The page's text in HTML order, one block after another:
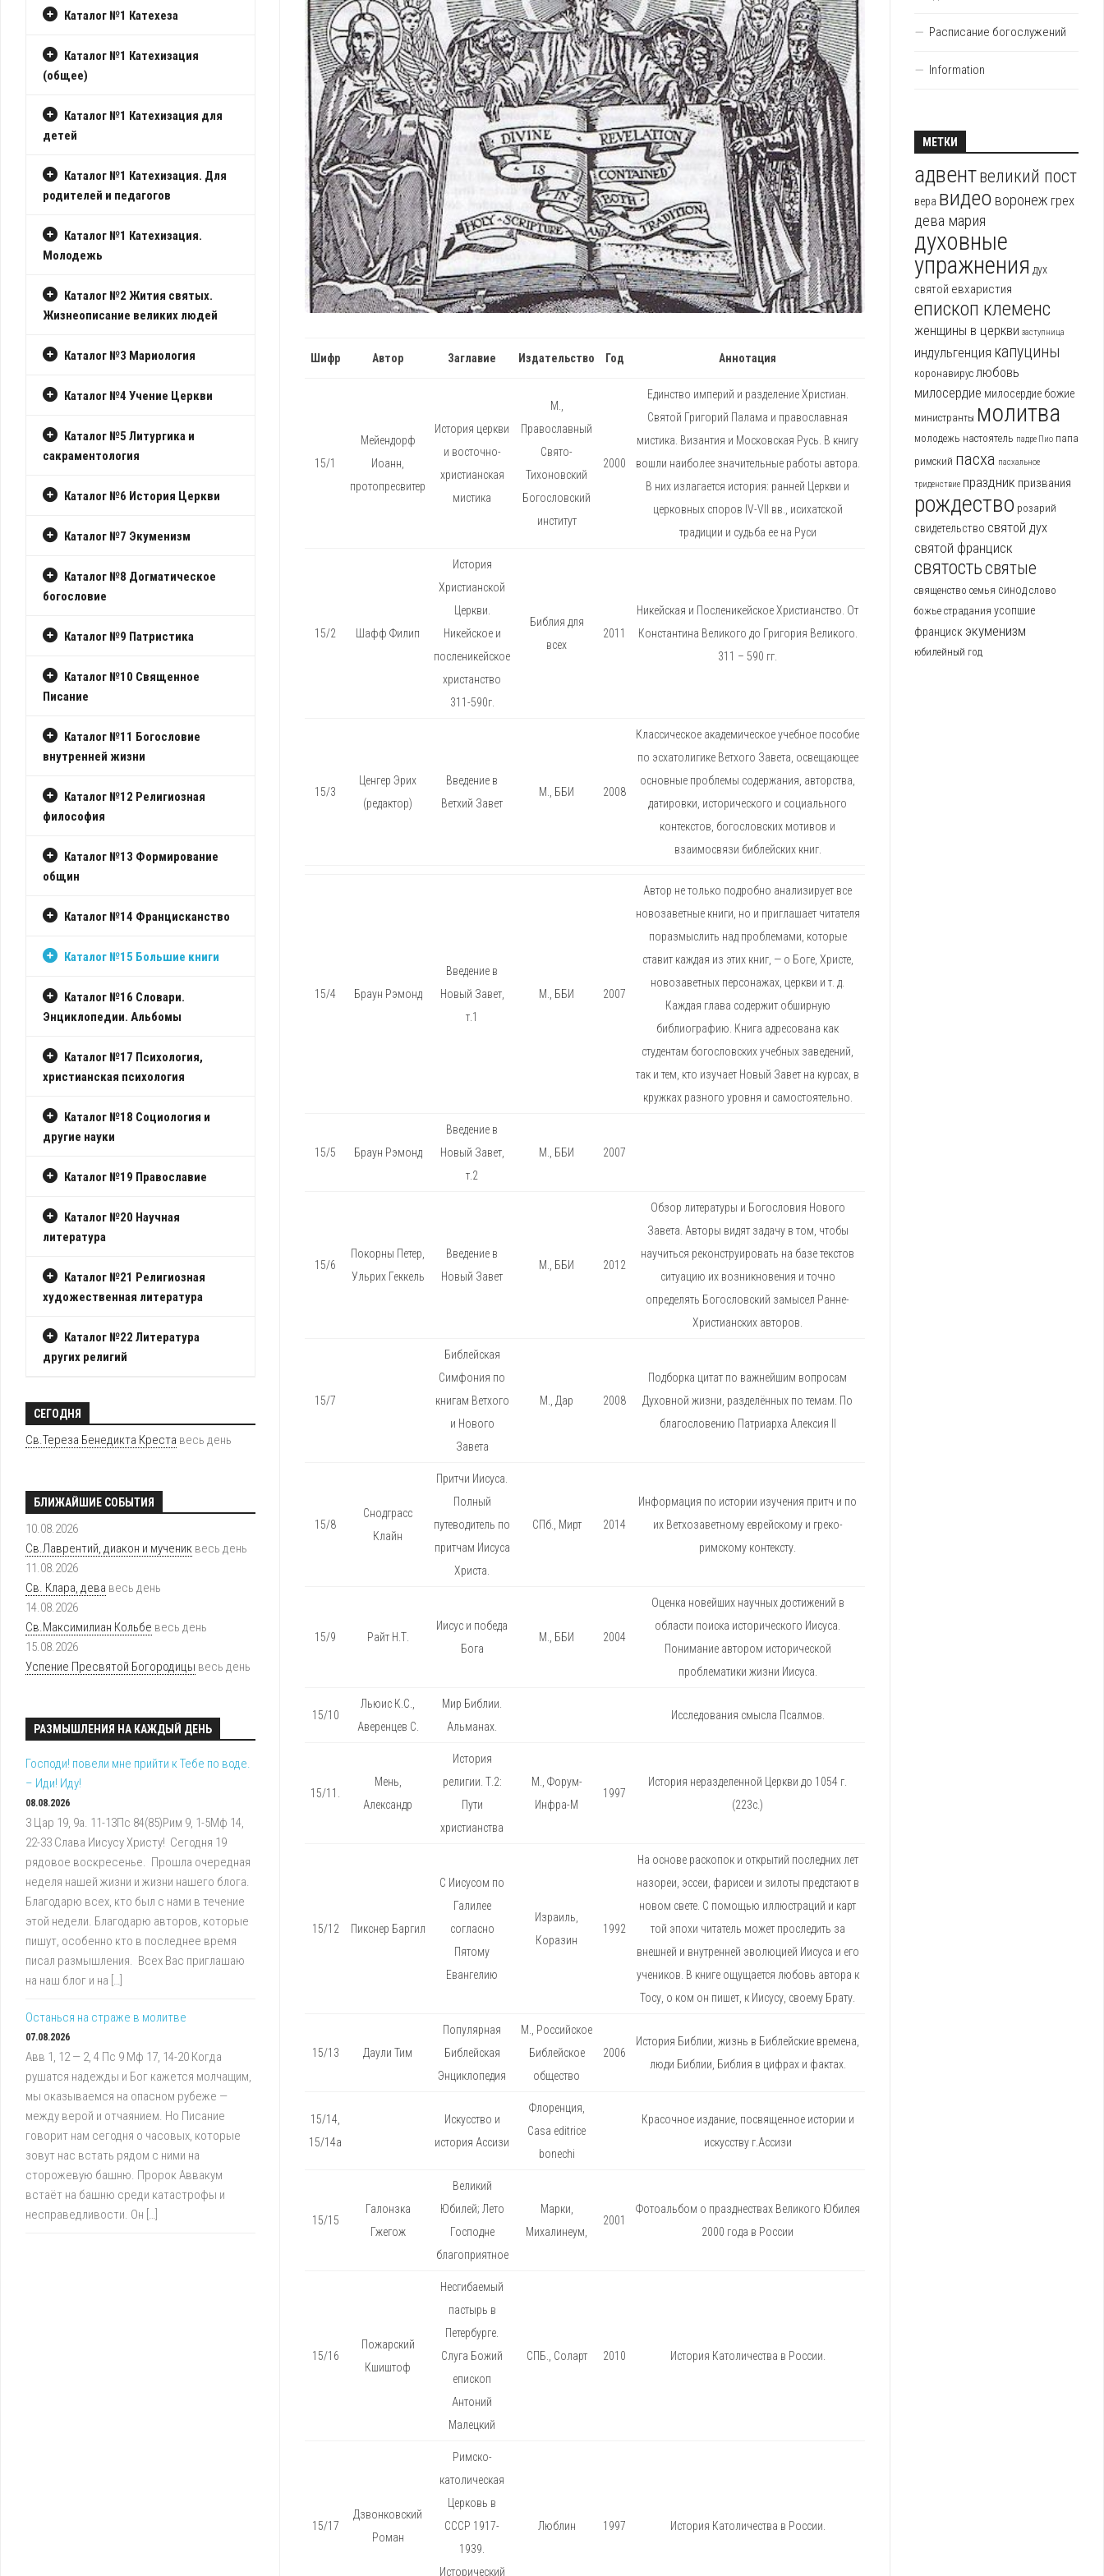
В
РАСПИСАНИЕ
БОГОСЛУЖЕНИЙ
ПОДГОТОВКА
ТАИНСТВАМ
ПРИХОДСКИЕ
ГРУППЫ
ИСТОРИЯ
ПРИХОДА
ПОКРОВИТЕЛЬНИЦА
ПРИХОДА
БИБЛИОТЕКА
ПРИХОДА
ДУХОВНЫЕ
УПРАЖНЕНИЯ
ЕПАРХИЯ
СВЯТЫЕ
МИНИСТРАНТАМ
КЛИМЕНТ
НАШИ
СТАТЬИ
Шифр Автор Заглавие Издательство Год Аннотация
15/1
Мейендорф
Иоанн,
протопресвитер
История церкви
и восточно-
христианская
мистика
М.,
Православный
Свято-
Тихоновский
Богословский
институт
2000
Единство империй и разделение Христиан.
Святой Григорий Палама и православная
мистика. Византия и Московская Русь. В книгу
вошли наиболее значительные работы автора.
В них излагается история: ранней Церкви и
церковных споров IV-VII вв., исихатской
традиции и судьба ее на Руси
15/2 Шафф Филип
История
Христианской
Церкви.
Никейское и
посленикейское
христанство
311-590г.
Библия для
всех
2011
Никейская и Посленикейское Христианство. От
Константина Великого до Григория Великого.
311 – 590 гг.
15/3
Ценгер Эрих
(редактор)
Введение в
Ветхий Завет
М., ББИ 2008
Классическое академическое учебное пособие
по эсхатолигике Ветхого Завета, освещающее
основные проблемы содержания, авторства,
датировки, исторического и социального
контекстов, богословских мотивов и
взаимосвязи библейских книг.
15/4 Браун Рэмонд
Введение в
Новый Завет,
т.1
М., ББИ 2007
Автор не только подробно анализирует все
новозаветные книги, но и приглашает читателя
поразмыслить над проблемами, которые
ставит каждая из этих книг, — о Боге, Христе,
новозаветных персонажах, церкви и т. д.
Каждая глава содержит обширную
библиографию. Книга адресована как
студентам богословских учебных заведений,
так и тем, кто изучает Новый Завет на курсах, в
кружках разного уровня и самостоятельно.
15/5 Браун Рэмонд
Введение в
Новый Завет,
т.2
М., ББИ 2007
15/6
Покорны Петер,
Ульрих Геккель
Введение в
Новый Завет
М., ББИ 2012
Обзор литературы и Богословия Нового
Завета. Авторы видят задачу в том, чтобы
научиться реконструировать на базе текстов
ситуацию их возникновения и точно
определять Богословский замысел Ранне-
Христианских авторов.
15/7
Библейская
Симфония по
книгам Ветхого
и Нового
Завета
М., Дар 2008
Подборка цитат по важнейшим вопросам
Духовной жизни, разделённых по темам. По
благословению Патриарха Алексия II
15/8
Снодграсс
Клайн
Притчи Иисуса.
Полный
путеводитель по
притчам Иисуса
Христа.
СПб., Мирт 2014
Информация по истории изучения притч и по
их Ветхозаветному еврейскому и греко-
римскому контексту.
15/9 Райт Н.Т.
Иисус и победа
Бога
М., ББИ 2004
Оценка новейших научных достижений в
области поиска исторического Иисуса.
Понимание автором исторической
проблематики жизни Иисуса.
15/10
Льюис К.С.,
Аверенцев С.
Мир Библии.
Альманах.
Исследования смысла Псалмов.
15/11.
Мень,
Александр
История
религии. Т.2:
Пути
христианства
М., Форум-
Инфра-М
1997
История неразделенной Церкви до 1054 г.
(223с.)
15/12 Пикснер Баргил
С Иисусом по
Галилее
согласно
Пятому
Евангелию
Израиль,
Коразин
1992
На основе раскопок и открытий последних лет
назореи, эссеи, фарисеи и зилоты предстают в
новом свете. С помощью иллюстраций и карт
той эпохи читатель может проследить за
внешней и внутренней эволюцией Иисуса и его
учеников. В книге ощущается любовь автора к
Тосу, о ком он пишет, к Иисусу, своему Брату.
15/13 Даули Тим
Популярная
Библейская
Энциклопедия
М., Российское
Библейское
общество
2006
История Библии, жизнь в Библейские времена,
люди Библии, Библия в цифрах и фактах.
15/14,
15/14а
Искусство и
история Ассизи
Флоренция,
Casa editrice
bonechi
Красочное издание, посвященное истории и
искусству г.Ассизи
15/15
Галонзка
Гжегож
Великий
Юбилей; Лето
Господне
благоприятное
Марки,
Михалинеум,
2001
Фотоальбом о празднествах Великого Юбилея
2000 года в России
15/16
Пожарский
Кшиштоф
Несгибаемый
пастырь в
Петербурге.
Слуга Божий
епископ
Антоний
Малецкий
СПБ., Соларт 2010 История Католичества в России.
15/17
Дзвонковский
Роман
Римско-
католическая
Церковь в
СССР 1917-
1939.
Исторический
Люблин 1997 История Католичества в России.
Каталог №1 Катехеза
Каталог №1 Катехизация
(общее)
Каталог №1 Катехизация для
детей
Каталог №1 Катехизация. Для
родителей и педагогов
Каталог №1 Катехизация.
Молодежь
Каталог №2 Жития святых.
Жизнеописание великих людей
Каталог №3 Мариология
Каталог №4 Учение Церкви
Каталог №5 Литургика и
сакраментология
Каталог №6 История Церкви
Каталог №7 Экуменизм
Каталог №8 Догматическое
богословие
Каталог №9 Патристика
Каталог №10 Священное
Писание
Каталог №11 Богословие
внутренней жизни
Каталог №12 Религиозная
философия
Каталог №13 Формирование
общин
Каталог №14 Францисканство
Каталог №15 Большие книги
Каталог №16 Словари.
Энциклопедии. Альбомы
Каталог №17 Психология,
христианская психология
Каталог №18 Социология и
другие науки
Каталог №19 Православие
Каталог №20 Научная
литература
Каталог №21 Религиозная
художественная литература
Каталог №22 Литература
других религий
СЕГОДНЯ
Св.Тереза Бенедикта Креста весь день
БЛИЖАЙШИЕ СОБЫТИЯ
10.08.2026
Св.Лаврентий, диакон и мученик весь день
11.08.2026
Св. Клара, дева весь день
14.08.2026
Св.Максимилиан Кольбе весь день
15.08.2026
Успение Пресвятой Богородицы весь день
РАЗМЫШЛЕНИЯ НА КАЖДЫЙ ДЕНЬ
Господи! повели мне прийти к Тебе по воде.
– Иди! Иду!
08.08.2026
3 Цар 19, 9a. 11-13Пс 84(85)Рим 9, 1-5Мф 14,
22-33 Слава Иисусу Христу! Сегодня 19
рядовое воскресенье. Прошла очередная
неделя нашей жизни и жизни нашего блога.
Благодарю всех, кто был с нами в течение
этой недели. Благодарю авторов, которые
пишут, особенно кто в последнее время
писал размышления. Всех Вас приглашаю
на наш блог и на […]
Останься на страже в молитве
07.08.2026
Авв 1, 12 — 2, 4 Пс 9 Мф 17, 14-20 Когда
рушатся надежды и Бог кажется молчащим,
мы оказываемся на опасном рубеже —
между верой и отчаянием. Но Писание
говорит нам сегодня о часовых, которые
зовут нас встать рядом с ними на
сторожевую башню. Пророк Аввакум
встаёт на башню среди катастрофы и
несправедливости. Он […]
Расписание богослужений
Information
МЕТКИ
адвентвеликий пост
вера видео воронеж грех
дева мария
духовные
упражнения дух
святой евхаристия
епископ клеменс
женщины в церкви заступница
индульгенция капуцины
коронавирус любовь
милосердие милосердие божие
министранты молитва
молодежь настоятель падре Пио папа
римский пасха пасхальное
триденствие праздник призвания
рождество розарий
свидетельство святой дух
святой франциск
святостьсвятые
священство семья синод слово
божье страдания усопшие
франциск экуменизм
юбилейный год